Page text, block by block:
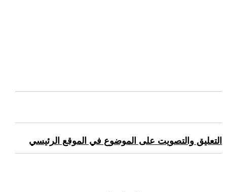
التعليق والتصويت على الموضوع في الموقع الرئيسي